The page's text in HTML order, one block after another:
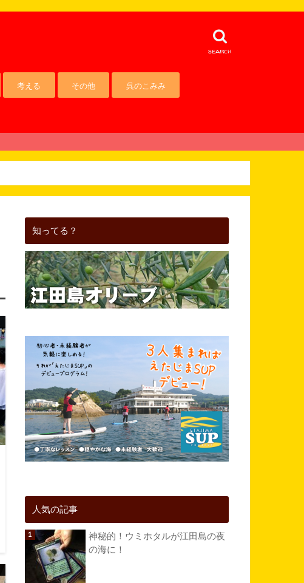
search
考える その他 呉のこみみ
知ってる？
人気の記事
神秘的！ウミホタルが江田島の夜
の海に！